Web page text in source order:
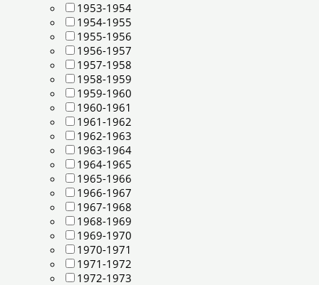
1953-1954
1954-1955
1955-1956
1956-1957
1957-1958
1958-1959
1959-1960
1960-1961
1961-1962
1962-1963
1963-1964
1964-1965
1965-1966
1966-1967
1967-1968
1968-1969
1969-1970
1970-1971
1971-1972
1972-1973